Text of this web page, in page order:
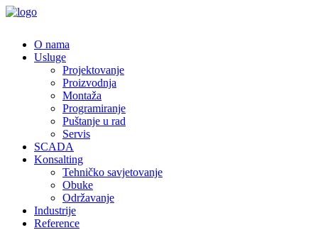
O nama
Usluge
Projektovanje
Proizvodnja
Montaža
Programiranje
Puštanje u rad
Servis
SCADA
Konsalting
Tehničko savjetovanje
Obuke
Održavanje
Industrije
Reference